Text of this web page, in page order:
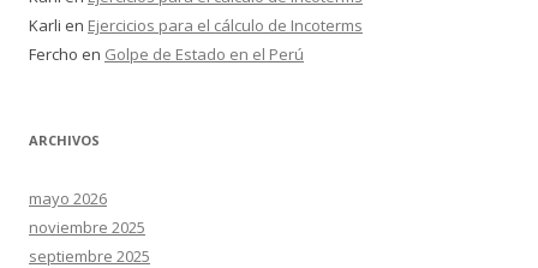
Karli en Ejercicios para el cálculo de Incoterms
Fercho en Golpe de Estado en el Perú
ARCHIVOS
mayo 2026
noviembre 2025
septiembre 2025